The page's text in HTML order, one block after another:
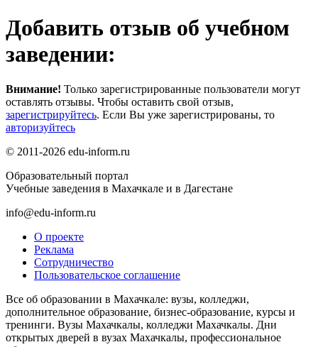
Добавить отзыв об учебном
заведении:
Внимание! Только зарегистрированные пользователи могут
оставлять отзывы. Чтобы оставить свой отзыв,
зарегистрируйтесь. Если Вы уже зарегистрированы, то
авторизуйтесь
© 2011-2026 edu-inform.ru
Образовательный портал
Учебные заведения в Махачкале и в Дагестане
info@edu-inform.ru
О проекте
Реклама
Сотрудничество
Пользовательское соглашение
Все об образовании в Махачкале: вузы, колледжи,
дополнительное образование, бизнес-образование, курсы и
тренинги. Вузы Махачкалы, колледжи Махачкалы. Дни
открытых дверей в вузах Махачкалы, профессиональное